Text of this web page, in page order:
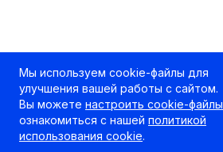
Мы используем cookie-файлы для
улучшения вашей работы с сайтом.
Вы можете настроить cookie-файлы
ознакомиться с нашей политикой
использования cookie.